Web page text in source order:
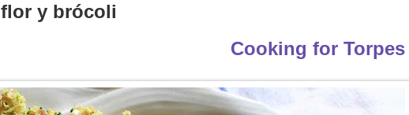
y brócoli
Cooking for Torpes